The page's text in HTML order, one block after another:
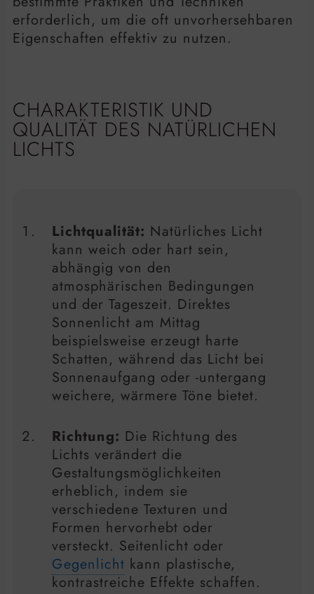
erforderlich, um die oft unvorhersehbaren
Eigenschaften effektiv zu nutzen.
CHARAKTERISTIK UND
QUALITÄT DES NATÜRLICHEN
LICHTS
Lichtqualität: Natürliches Licht
kann weich oder hart sein,
abhängig von den
atmosphärischen Bedingungen
und der Tageszeit. Direktes
Sonnenlicht am Mittag
beispielsweise erzeugt harte
Schatten, während das Licht bei
Sonnenaufgang oder -untergang
weichere, wärmere Töne bietet.
Richtung: Die Richtung des
Lichts verändert die
Gestaltungsmöglichkeiten
erheblich, indem sie
verschiedene Texturen und
Formen hervorhebt oder
versteckt. Seitenlicht oder
Gegenlicht kann plastische,
kontrastreiche Effekte schaffen.